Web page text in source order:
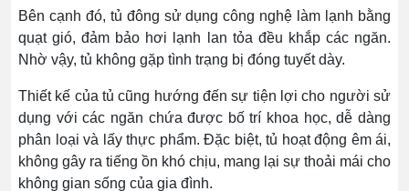
Bên cạnh đó, tủ đông sử dụng công nghệ làm lạnh bằng
quạt gió, đảm bảo hơi lạnh lan tỏa đều khắp các ngăn.
Nhờ vậy, tủ không gặp tình trạng bị đóng tuyết dày.
Thiết kế của tủ cũng hướng đến sự tiện lợi cho người sử
dụng với các ngăn chứa được bố trí khoa học, dễ dàng
phân loại và lấy thực phẩm. Đặc biệt, tủ hoạt động êm ái,
không gây ra tiếng ồn khó chịu, mang lại sự thoải mái cho
không gian sống của gia đình.